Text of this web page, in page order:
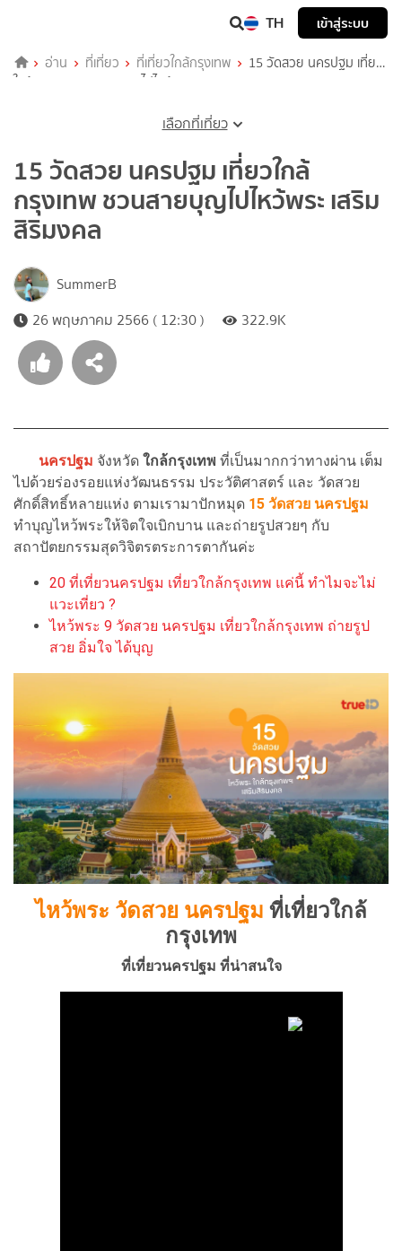
TH เข้าสู่ระบบ
อ่าน ที่เที่ยว ที่เที่ยวใกล้กรุงเทพ
15 วัดสวย นครปฐม เที่ยว
ใกล้กรุงเทพ ชวนสายบุญไปไหว้พระ เสริมสิริมงคล
เลือกที่เที่ยว
15 วัดสวย นครปฐม เที่ยวใกล้
กรุงเทพ ชวนสายบุญไปไหว้พระ เสริม
สิริมงคล
SummerB
26 พฤษภาคม 2566 ( 12:30 )
322.9K
นครปฐม จังหวัด ใกล้กรุงเทพ ที่เป็นมากกว่าทางผ่าน เต็ม
ไปด้วยร่องรอยแห่งวัฒนธรรม ประวัติศาสตร์ และ วัดสวย
ศักดิ์สิทธิ์หลายแห่ง ตามเรามาปักหมุด 15 วัดสวย นครปฐม
ทำบุญไหว้พระให้จิตใจเบิกบาน และถ่ายรูปสวยๆ กับ
สถาปัตยกรรมสุดวิจิตรตระการตากันค่ะ
20 ที่เที่ยวนครปฐม เที่ยวใกล้กรุงเทพ แค่นี้ ทำไมจะไม่
แวะเที่ยว ?
ไหว้พระ 9 วัดสวย นครปฐม เที่ยวใกล้กรุงเทพ ถ่ายรูป
สวย อิ่มใจ ได้บุญ
ไหว้พระ วัดสวย นครปฐม ที่เที่ยวใกล้
กรุงเทพ
ที่เที่ยวนครปฐม ที่น่าสนใจ